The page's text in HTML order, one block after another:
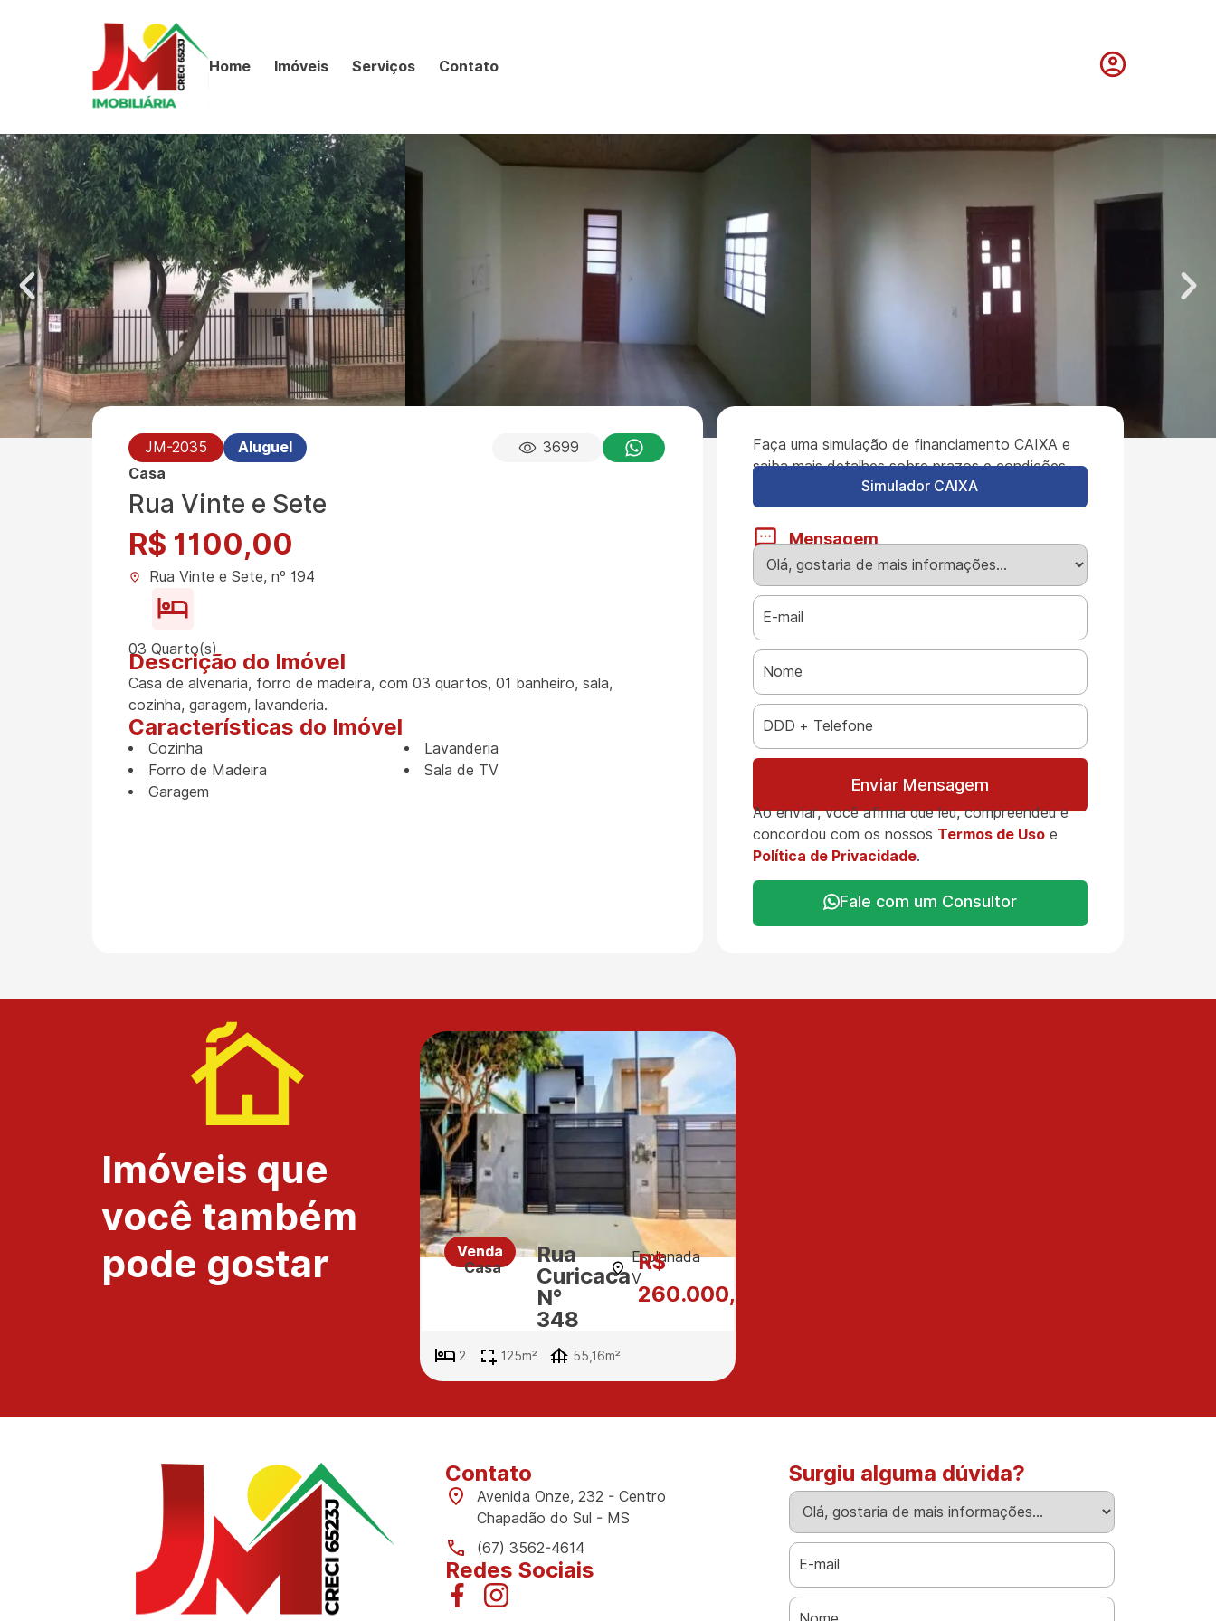
Home Imóveis Serviços Contato
JM-2035 Aluguel
3699
Casa
Rua Vinte e Sete
R$ 1100,00
Rua Vinte e Sete, nº 194
03 Quarto(s)
Descrição do Imóvel
Casa de alvenaria, forro de madeira, com 03 quartos, 01 banheiro, sala,
cozinha, garagem, lavanderia.
Características do Imóvel
Cozinha
Forro de Madeira
Garagem
Lavanderia
Sala de TV
Faça uma simulação de financiamento CAIXA e
saiba mais detalhes sobre prazos e condições.
Simulador CAIXA
Mensagem
Enviar Mensagem
Ao enviar, você afirma que leu, compreendeu e
concordou com os nossos Termos de Usoe
Política de Privacidade.
Fale com um Consultor
Imóveis que
você também
pode gostar
Venda
Casa
Rua
Curicaca
N°
348
Esplanada
V
R$
260.000,00
2 125m² 55,16m²
Contato
Avenida Onze, 232 - Centro
Chapadão do Sul - MS
(67) 3562-4614
Redes Sociais
Surgiu alguma dúvida?